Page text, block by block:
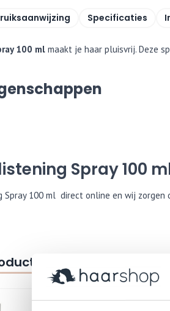
Specificaties
100 ml maakt je haar pluisvrij. Deze
Spray 100
Spray 100 ml direct online en wij
of the carousel is possible
-10%